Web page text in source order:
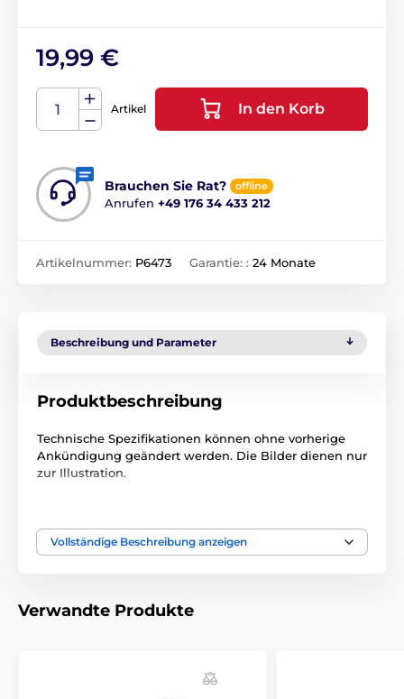
19,99 €
Artikel In den Korb
Brauchen Sie Rat? offline
Anrufen +49 176 34 433 212
Artikelnummer: P6473 Garantie: : 24 Monate
Beschreibung und Parameter
Produktbeschreibung
Technische Spezifikationen können ohne vorherige
Ankündigung geändert werden. Die Bilder dienen nur
zur Illustration.
Das Produkt ist in Kategorien eingeteilt
Vollständige Beschreibung anzeigen
Verwandte Produkte